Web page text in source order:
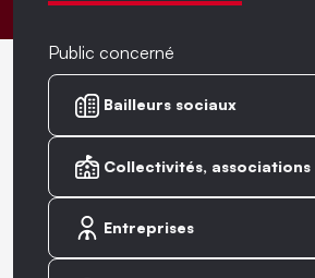
Public concerné
Bailleurs sociaux
Collectivités, associations
Entreprises